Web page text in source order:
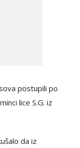
postupili po
lice S.G. iz
da iz